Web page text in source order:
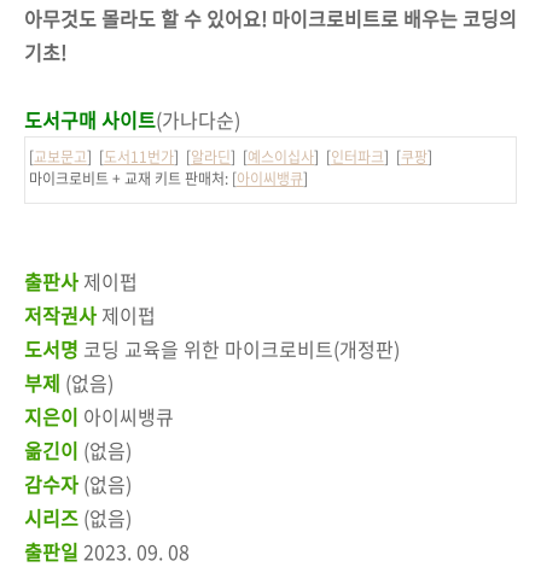
아무것도 몰라도 할 수 있어요! 마이크로비트로 배우는 코딩의
기초!
도서구매 사이트(가나다순)
[교보문고] [도서11번가] [알라딘] [예스이십사] [인터파크] [쿠팡]
마이크로비트 + 교재 키트 판매처: [아이씨뱅큐]
출판사 제이펍
저작권사 제이펍
도서명 코딩 교육을 위한 마이크로비트(개정판)
부제 (없음)
지은이 아이씨뱅큐
옮긴이 (없음)
감수자 (없음)
시리즈 (없음)
출판일 2023. 09. 08